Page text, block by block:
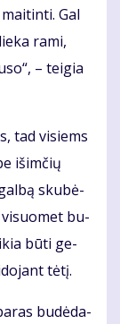
Gal
ra­mi,
– tei­gia
tad vi­siems
iš­im­čių
sku­bė­
vi­suo­met bu­
bū­ti ge­
tė­tį.
bu­dė­da­